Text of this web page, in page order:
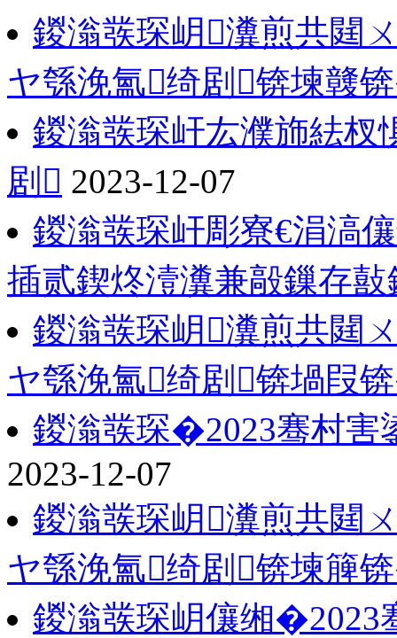
鍐滃彂琛岄瀵煎共閮
ヤ綔浼氳绮剧锛堜竷
鍐滃彂琛屽厷濮斾紶杈
剧 2023-12-07
鍐滃彂琛屽彫寮€涓滈
插贰鍥炵潱瀵兼毃鏁存
鍐滃彂琛岄瀵煎共閮
ヤ綔浼氳绮剧锛堝叚
鍐滃彂琛�2023骞村
2023-12-07
鍐滃彂琛岄瀵煎共閮
ヤ綔浼氳绮剧锛堜簲
鍐滃彂琛岄儴缃�2023